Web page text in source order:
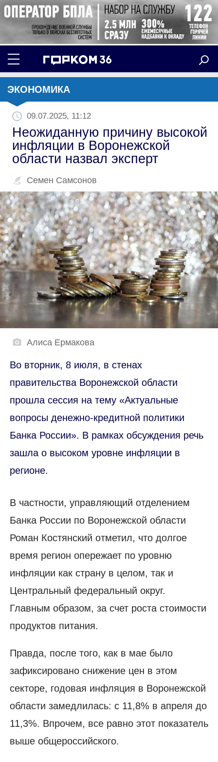
ЭКОНОМИКА
09.07.2025, 11:12
Неожиданную причину высокой
инфляции в Воронежской
области назвал эксперт
Семен Самсонов
Алиса Ермакова
Во вторник, 8 июля, в стенах
правительства Воронежской области
прошла сессия на тему «Актуальные
вопросы денежно-кредитной политики
Банка России». В рамках обсуждения речь
зашла о высоком уровне инфляции в
регионе.
В частности, управляющий отделением
Банка России по Воронежской области
Роман Костянский отметил, что долгое
время регион опережает по уровню
инфляции как страну в целом, так и
Центральный федеральный округ.
Главным образом, за счет роста стоимости
продуктов питания.
Правда, после того, как в мае было
зафиксировано снижение цен в этом
секторе, годовая инфляция в Воронежской
области замедлилась: с 11,8% в апреля до
11,3%. Впрочем, все равно этот показатель
выше общероссийского.